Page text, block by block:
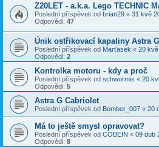
Z20LET - a.k.a. Lego TECHNIC
Poslední příspěvek od brian29 « 31 kvě
Odpovědi: 47
Únik ostřikovací kapaliny Astra G
Poslední příspěvek od Marťasek « 20
Odpovědi: 2
Kontrolka motoru - kdy a proč
Poslední příspěvek od schwormis « 20
Odpovědi: 5
Astra G Cabriolet
Poslední příspěvek od Bomber_007 « 20
Má to ještě smysl opravovat?
Poslední příspěvek od COBEIN « 09 dub
Odpovědi: 8